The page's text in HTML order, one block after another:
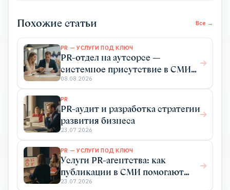
Похожие статьи Все →
PR — УСЛУГИ ПОД КЛЮЧ
PR-отдел на аутсорсе —
системное присутствие в СМИ
без найма штатного отдела
08.08.2026
PR
PR-аудит и разработка стратегии
развития бизнеса
23.07.2026
PR — УСЛУГИ ПОД КЛЮЧ
Услуги PR-агентства: как
публикации в СМИ помогают
бизнесу расти
23.07.2026